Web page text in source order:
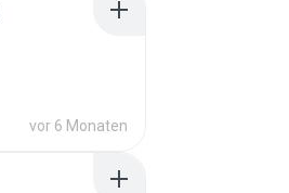
vor 6 Monaten